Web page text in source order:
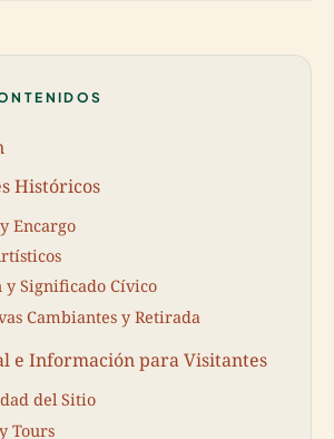
Históricos
Encargo
y Significado Cívico
Cambiantes y Retirada
e Información para Visitantes
del Sitio
Tours